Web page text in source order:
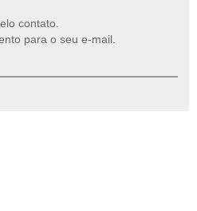
contato.
para o seu e-mail.